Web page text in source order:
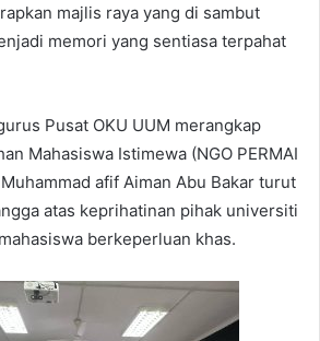
majlis raya yang di sambut
memori yang sentiasa terpahat
Pusat OKU UUM merangkap
Mahasiswa Istimewa (NGO PERMAI
afif Aiman Abu Bakar turut
atas keprihatinan pihak universiti
berkeperluan khas.